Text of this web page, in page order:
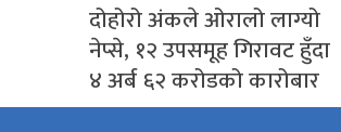
दोहोरो अंकले ओरालो लाग्यो
नेप्से, १२ उपसमूह गिरावट हुँदा
४ अर्ब ६२ करोडको कारोबार